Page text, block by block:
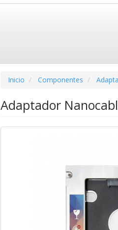
Inicio Componentes
Adaptador